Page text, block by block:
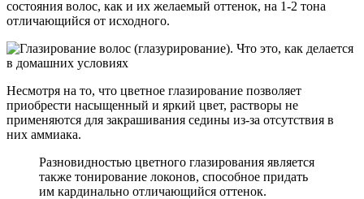
состояния волос, как и их желаемый оттенок, на 1-2 тона
отличающийся от исходного.
Несмотря на то, что цветное глазирование позволяет
приобрести насыщенный и яркий цвет, растворы не
применяются для закрашивания седины из-за отсутствия в
них аммиака.
Разновидностью цветного глазирования является
также тонирование локонов, способное придать
им кардинально отличающийся оттенок.